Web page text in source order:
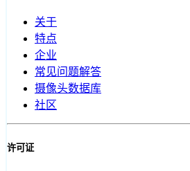
关于
特点
企业
常见问题解答
摄像头数据库
社区
许可证